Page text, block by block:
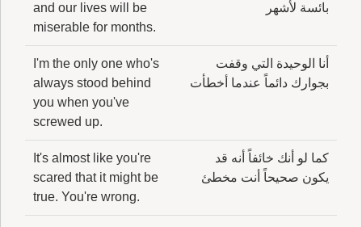
بائسة لأشهر
and our lives will be
miserable for months.
أنا الوحيدة التي وقفت
بجوارك دائماً عندما أخطأت
I'm the only one who's
always stood behind
you when you've
screwed up.
كما لو أنك خائفاً أنه قد
يكون صحيحاً أنت مخطئ
It's almost like you're
scared that it might be
true. You're wrong.